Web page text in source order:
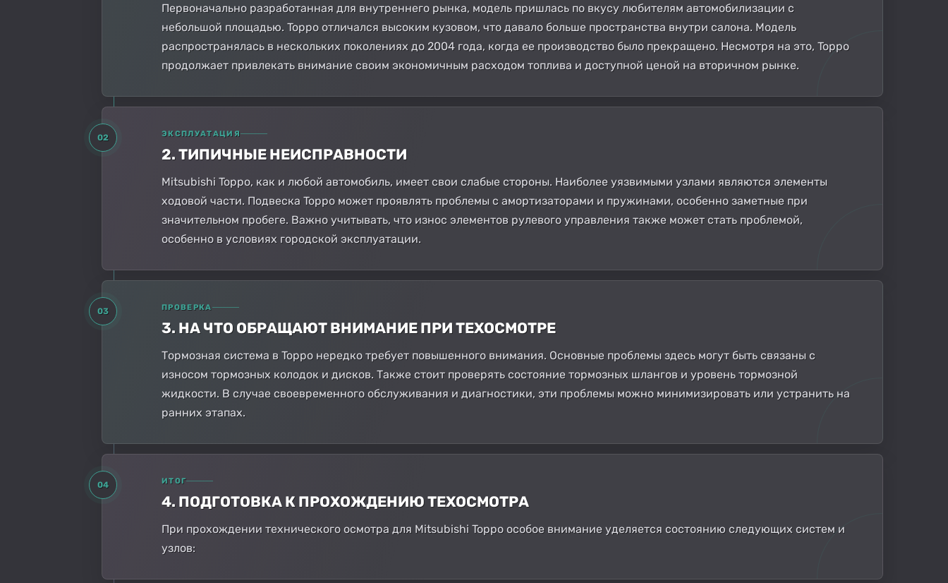
Первоначально разработанная для внутреннего рынка, модель пришлась по вкусу любителям автомобилизации с
небольшой площадью. Toppo отличался высоким кузовом, что давало больше пространства внутри салона. Модель
распространялась в нескольких поколениях до 2004 года, когда ее производство было прекращено. Несмотря на это, Toppo
продолжает привлекать внимание своим экономичным расходом топлива и доступной ценой на вторичном рынке.
02 ЭКСПЛУАТАЦИЯ
2. ТИПИЧНЫЕ НЕИСПРАВНОСТИ
Mitsubishi Toppo, как и любой автомобиль, имеет свои слабые стороны. Наиболее уязвимыми узлами являются элементы
ходовой части. Подвеска Toppo может проявлять проблемы с амортизаторами и пружинами, особенно заметные при
значительном пробеге. Важно учитывать, что износ элементов рулевого управления также может стать проблемой,
особенно в условиях городской эксплуатации.
03 ПРОВЕРКА
3. НА ЧТО ОБРАЩАЮТ ВНИМАНИЕ ПРИ ТЕХОСМОТРЕ
Тормозная система в Toppo нередко требует повышенного внимания. Основные проблемы здесь могут быть связаны с
износом тормозных колодок и дисков. Также стоит проверять состояние тормозных шлангов и уровень тормозной
жидкости. В случае своевременного обслуживания и диагностики, эти проблемы можно минимизировать или устранить на
ранних этапах.
04 ИТОГ
4. ПОДГОТОВКА К ПРОХОЖДЕНИЮ ТЕХОСМОТРА
При прохождении технического осмотра для Mitsubishi Toppo особое внимание уделяется состоянию следующих систем и
узлов: